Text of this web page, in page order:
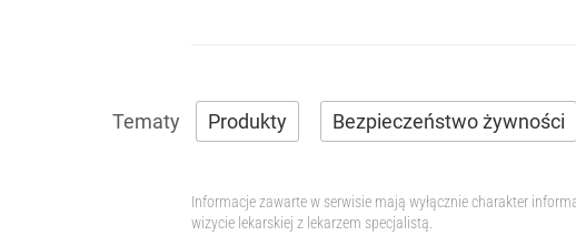
Produkty Bezpieczeństwo żywności
Informacje zawarte w serwisie mają wyłącznie charakter
wizycie lekarskiej z lekarzem specjalistą.